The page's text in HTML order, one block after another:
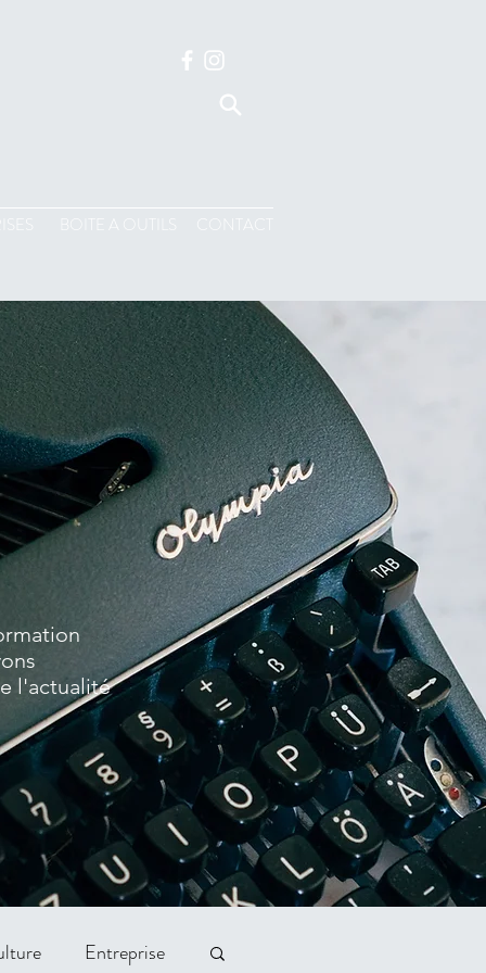
BOITE A OUTILS CONTACT
l'actualité
Entreprise